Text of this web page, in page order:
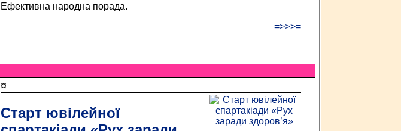
Ефективна народна порада.
=>>>=
¤
Старт ювілейної